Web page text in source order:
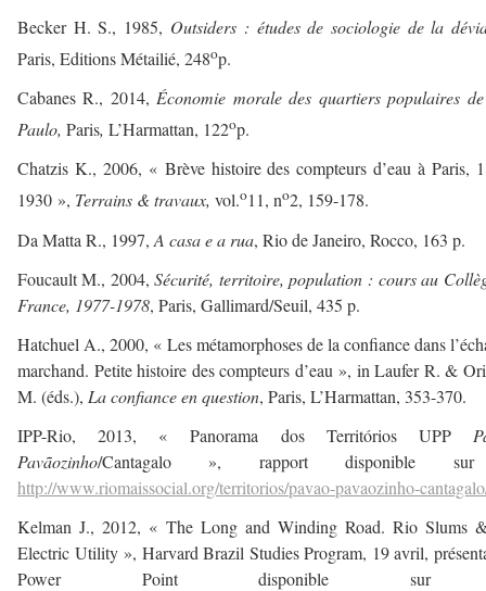
Becker H. S., 1985, Outsiders : études de sociologie de la
Paris, Editions Métailié, 248op.
Cabanes R., 2014, Économie morale des quartiers populaires
Paulo, Paris, L’Harmattan, 122op.
Chatzis K., 2006, « Brève histoire des compteurs d’eau à Paris,
1930 », Terrains & travaux, vol.o11, no2, 159-178.
Da Matta R., 1997, A casa e a rua, Rio de Janeiro, Rocco, 163 p.
Foucault M., 2004,Sécurité, territoire, population : cours au
France, 1977-1978, Paris, Gallimard/Seuil, 435 p.
Hatchuel A., 2000, « Les métamorphoses de la confiance dans
marchand. Petite histoire des compteurs d’eau », in Laufer R. &
M. (éds.), La confiance en question, Paris, L’Harmattan, 353-370.
IPP-Rio, 2013, « Panorama dos Territórios UPP
Pavãozinho/Cantagalo », rapport disponible
http://www.riomaissocial.org/territorios/pavao-pavaozinho-
Kelman J., 2012, « The Long and Winding Road. Rio Slums
Electric Utility », Harvard Brazil Studies Program, 19 avril,
Power Point disponible